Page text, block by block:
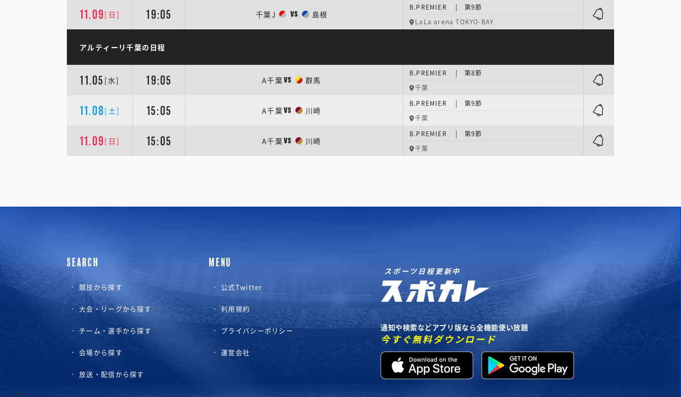
11.09[日] 19:05 千葉J VS 島根
B.PREMIER | 第9節
LaLa arena TOKYO-BAY
アルティーリ千葉の日程
11.05 [水] 19:05 A千葉VS 群馬
B.PREMIER | 第8節
千葉
11.08[土] 15:05 A千葉VS 川崎
B.PREMIER | 第9節
千葉
11.09[日] 15:05 A千葉VS 川崎
B.PREMIER | 第9節
千葉
SEARCH
競技から探す
大会・リーグから探す
チーム・選手から探す
会場から探す
放送・配信から探す
MENU
公式Twitter
利用規約
プライバシーポリシー
運営会社
スポーツ日程更新中
通知や検索などアプリ版なら全機能使い放題
今すぐ無料ダウンロード